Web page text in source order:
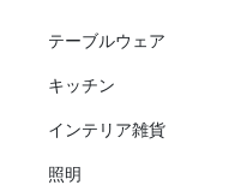
テーブルウェア
キッチン
インテリア雑貨
照明